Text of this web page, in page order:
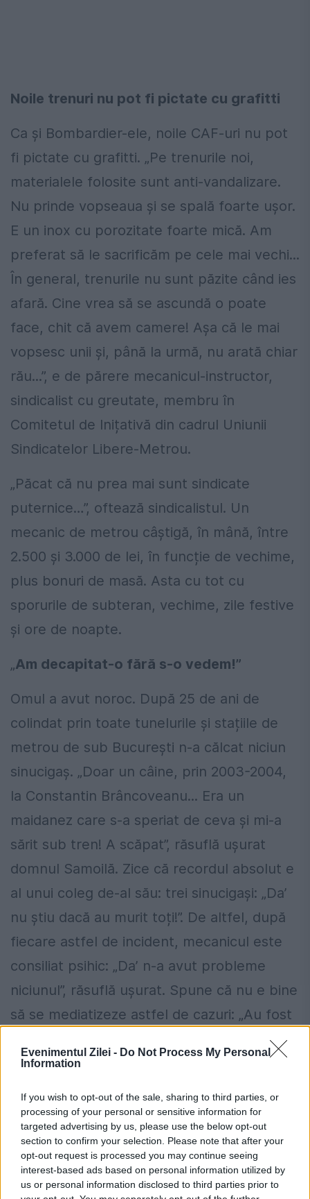
Evenimentul Zilei - Do Not Process My Personal
Information
If you wish to opt-out of the sale, sharing to third parties, or
processing of your personal or sensitive information for
targeted advertising by us, please use the below opt-out
section to confirm your selection. Please note that after your
opt-out request is processed you may continue seeing
interest-based ads based on personal information utilized by
us or personal information disclosed to third parties prior to
Noile trenuri nu pot fi pictate cu grafitti
Ca și Bombardier-ele, noile CAF-uri nu pot
fi pictate cu grafitti. „Pe trenurile noi,
materialele folosite sunt anti-vandalizare.
Nu prinde vopseaua și se spală foarte ușor.
E un inox cu porozitate foarte mică. Am
preferat să le sacrificăm pe cele mai vechi...
În general, trenurile nu sunt păzite când ies
afară. Cine vrea să se ascundă o poate
face, chit că avem camere! Așa că le mai
vopsesc unii și, până la urmă, nu arată chiar
rău...”, e de părere mecanicul-instructor,
sindicalist cu greutate, membru în
Comitetul de Inițativă din cadrul Uniunii
Sindicatelor Libere-Metrou.
„Păcat că nu prea mai sunt sindicate
puternice…”, oftează sindicalistul. Un
mecanic de metrou câștigă, în mână, între
2.500 și 3.000 de lei, în funcție de vechime,
plus bonuri de masă. Asta cu tot cu
sporurile de subteran, vechime, zile festive
și ore de noapte.
„Am decapitat-o fără s-o vedem!”
Omul a avut noroc. După 25 de ani de
colindat prin toate tunelurile și stațiile de
metrou de sub București n-a călcat niciun
sinucigaș. „Doar un câine, prin 2003-2004,
la Constantin Brâncoveanu... Era un
maidanez care s-a speriat de ceva și mi-a
sărit sub tren! A scăpat”, răsuflă ușurat
domnul Samoilă. Zice că recordul absolut e
al unui coleg de-al său: trei sinucigași: „Da’
nu știu dacă au murit toți!”. De altfel, după
fiecare astfel de incident, mecanicul este
consiliat psihic: „Da’ n-a avut probleme
niciunul”, răsuflă ușurat. Spune că nu e bine
să se mediatizeze astfel de cazuri: „Au fost
unii tăiați în două sau decapitați! Da’ nu e
bine să se vorbească despre asta… Le dăm
Florin Blid, de 43 de ani, este și el unul
dintre mecanicii cu experiență. Din ’97
încoace a învățat și el pe dinafară mățăraia
de sub picioarele bucureștenilor. N-a fost la